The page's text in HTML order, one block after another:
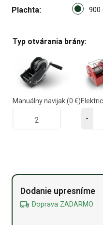
Plachta Select900
Typ otvárania brány:
Manuálny navijak(0 €)
-
Alternative:
Dodanie upresníme
Doprava ZADARMO